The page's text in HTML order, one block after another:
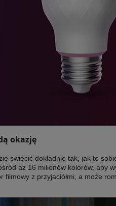
okazję
świecić dokładnie tak, jak to
aż 16 milionów kolorów, aby
z przyjaciółmi, a może